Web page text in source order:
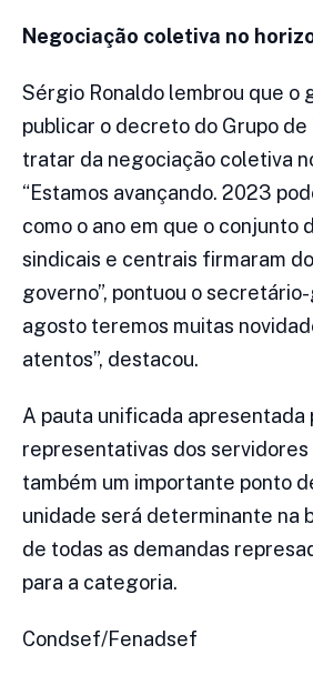
Negociação coletiva no
Sérgio Ronaldo lembrou que o
publicar o decreto do Grupo de
tratar da negociação coletiva
“Estamos avançando. 2023
como o ano em que o conjunto
sindicais e centrais firmaram
governo”, pontuou o
agosto teremos muitas
atentos”, destacou.
A pauta unificada apresentada
representativas dos
também um importante ponto
unidade será determinante na
de todas as demandas
para a categoria.
Condsef/Fenadsef